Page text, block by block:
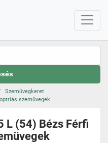
Szemüvegkeret
szemüvegek
L (54) Bézs Férfi